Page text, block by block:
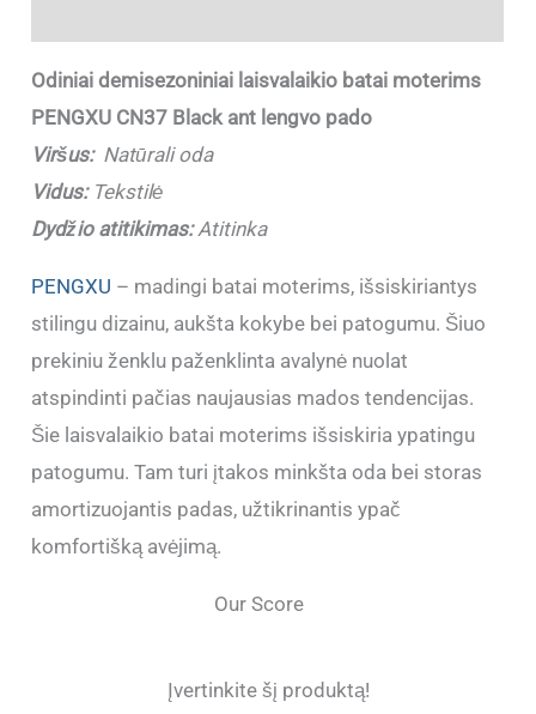
Odiniai demisezoniniai laisvalaikio batai moterims
PENGXU CN37 Black ant lengvo pado
Viršus:Natūrali oda
Vidus:Tekstilė
Dydžio atitikimas:Atitinka
PENGXU – madingi batai moterims, išsiskiriantys
stilingu dizainu, aukšta kokybe bei patogumu. Šiuo
prekiniu ženklu paženklinta avalynė nuolat
atspindinti pačias naujausias mados tendencijas.
Šie laisvalaikio batai moterims išsiskiria ypatingu
patogumu. Tam turi įtakos minkšta oda bei storas
amortizuojantis padas, užtikrinantis ypač
komfortišką avėjimą.
Our Score
Įvertinkite šį produktą!